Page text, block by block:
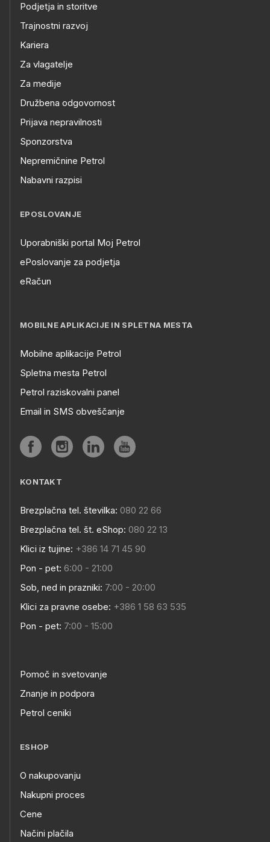
Podjetja in storitve
Trajnostni razvoj
Kariera
Za vlagatelje
Za medije
Družbena odgovornost
Prijava nepravilnosti
Sponzorstva
Nepremičnine Petrol
Nabavni razpisi
EPOSLOVANJE
Uporabniški portal Moj Petrol
ePoslovanje za podjetja
eRačun
MOBILNE APLIKACIJE IN SPLETNA MESTA
Mobilne aplikacije Petrol
Spletna mesta Petrol
Petrol raziskovalni panel
Email in SMS obveščanje
KONTAKT
Brezplačna tel. številka: 080 22 66
Brezplačna tel. št. eShop: 080 22 13
Klici iz tujine: +386 14 71 45 90
Pon - pet: 6:00 - 21:00
Sob, ned in prazniki: 7:00 - 20:00
Klici za pravne osebe: +386 1 58 63 535
Pon - pet: 7:00 - 15:00
Pomoč in svetovanje
Znanje in podpora
Petrol ceniki
ESHOP
O nakupovanju
Nakupni proces
Cene
Načini plačila